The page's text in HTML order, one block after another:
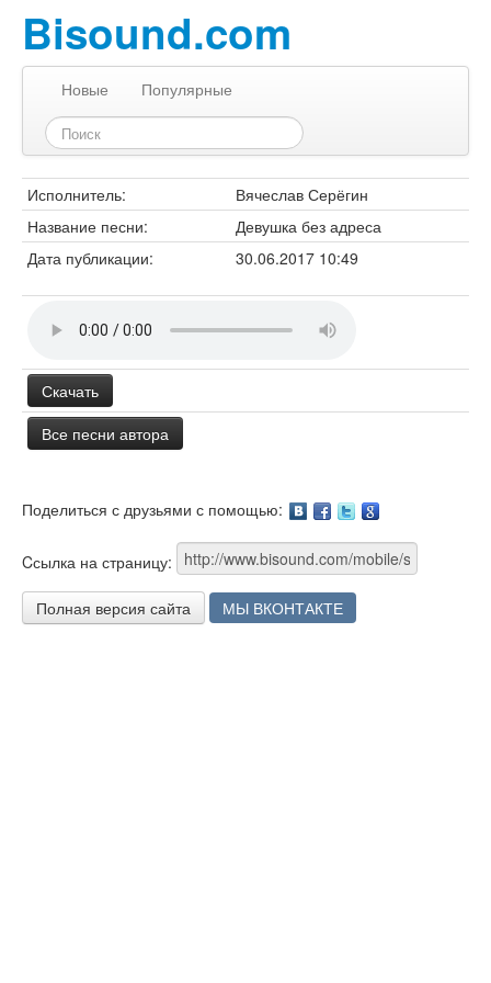
Bisound.com
Новые Популярные
Исполнитель:
Вячеслав Серёгин
Название песни:
Девушка без адреса
Дата публикации:
30.06.2017 10:49
Скачать
Все песни автора
Поделиться с друзьями с помощью:
Cсылка на страницу:
Полная версия сайта МЫ ВКОНТАКТЕ